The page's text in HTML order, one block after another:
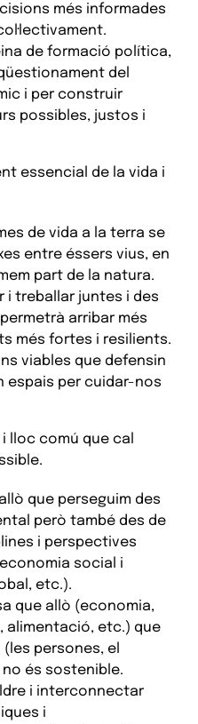
més informades
de formació política,
del
i per construir
possibles, justos i
essencial de la vida i
de vida a la terra se
entre éssers vius, en
part de la natura.
i treballar juntes i des
arribar més
més fortes i resilients.
viables que defensin
espais per cuidar-nos
lloc comú que cal
que perseguim des
però també des de
i perspectives
social i
etc.).
que allò (economia,
alimentació, etc.) que
persones, el
és sostenible.
i interconnectar
i